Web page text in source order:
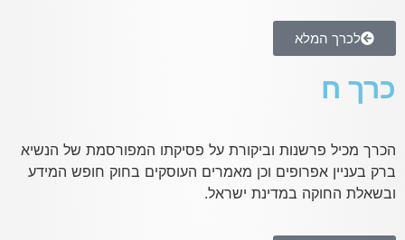
לכרך המלא
כרך ח
הכרך מכיל פרשנות וביקורת על פסיקתו המפורסמת של הנשיא
ברק בעניין אפרופים וכן מאמרים העוסקים בחוק חופש המידע
ובשאלת החוקה במדינת ישראל.